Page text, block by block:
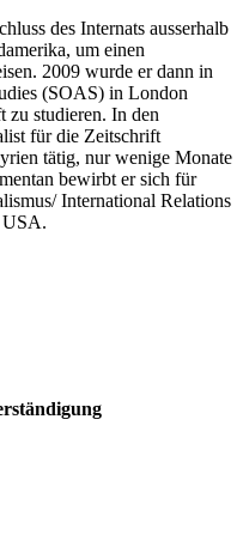
des Internats ausserhalb
um einen
2009 wurde er dann in
(SOAS) in London
zu studieren. In den
für die Zeitschrift
tätig, nur wenige Monate
bewirbt er sich für
International Relations
USA.